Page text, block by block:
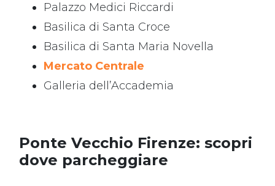
Palazzo Medici Riccardi
Basilica di Santa Croce
Basilica di Santa Maria Novella
Mercato Centrale
Galleria dell’Accademia
Ponte Vecchio Firenze: scopri
dove parcheggiare